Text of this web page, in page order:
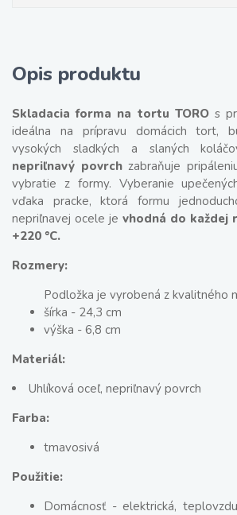
Opis produktu
Skladacia forma na tortu TOROs
ideálna na prípravu domácich tort,
vysokých sladkých a slaných
nepriľnavý povrchzabraňuje
vybratie z formy. Vyberanie
vďaka pracke, ktorá formu
nepriľnavej ocele je vhodná do každej
+220 °C.
Rozmery:
Podložka je vyrobená z kvalitného
šírka - 24,3 cm
výška - 6,8 cm
Materiál:
Uhlíková oceľ, nepriľnavý povrch
Farba:
tmavosivá
Použitie:
Domácnosť - elektrická,